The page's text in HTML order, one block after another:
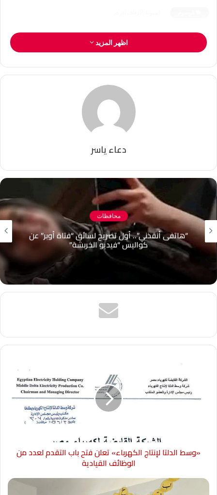
اظهر المزيد
دعاء ياسر
محافظات
نهاية مأساوية لنزهته.. غرق شاب في مياه بحيرة
قارون بالفيوم
«وسط الدلتا لإنتاج الكهرباء» تعلن فتح باب التقدم لعدد من
الوظائف القيادية